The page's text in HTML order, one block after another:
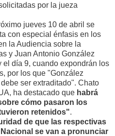
por la jueza
jueves 10 de abril se
con especial énfasis en los
la Audiencia sobre la
y Juan Antonio González
el día 9, cuando expondrán los
por los que "González
ser extraditado". Chato
ha destacado que habrá
cómo pasaron los
retenidos".
de que las respectivas
se van a pronunciar